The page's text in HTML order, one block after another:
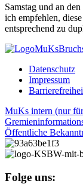
Samstag und an
ich empfehlen,
entsprechend zu
Datenschutz
Impressum
MuKs intern (nur
Öffentliche
Folge uns: